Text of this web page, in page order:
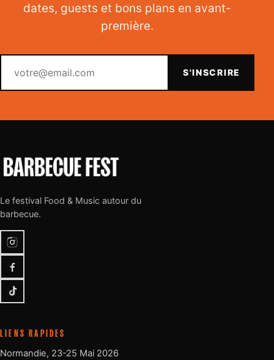
dates, guests et bons plans en avant-
première.
S'INSCRIRE
Le festival Food & Music autour du
barbecue.
Instagram
Facebook
TikTok
LIENS RAPIDES
Normandie, 23-25 Mai 2026